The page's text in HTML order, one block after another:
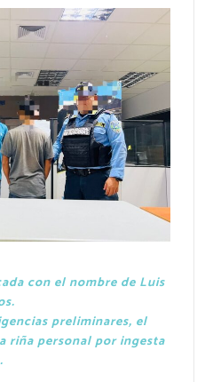
con el nombre de Luis
preliminares, el
riña personal por ingesta